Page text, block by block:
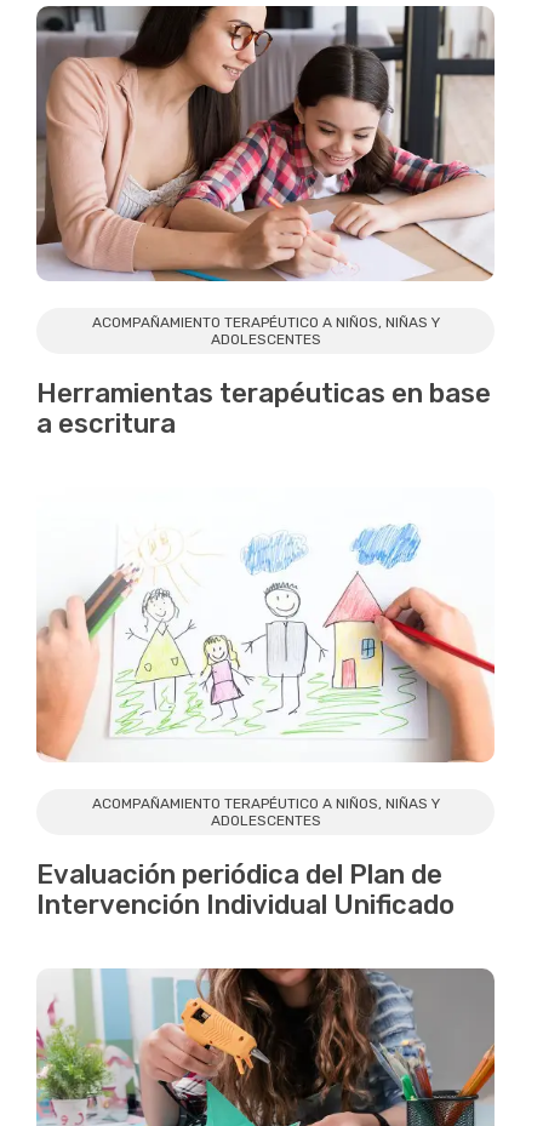
ACOMPAÑAMIENTO TERAPÉUTICO A NIÑOS, NIÑAS Y
ADOLESCENTES
Herramientas terapéuticas en base
a escritura
ACOMPAÑAMIENTO TERAPÉUTICO A NIÑOS, NIÑAS Y
ADOLESCENTES
Evaluación periódica del Plan de
Intervención Individual Unificado